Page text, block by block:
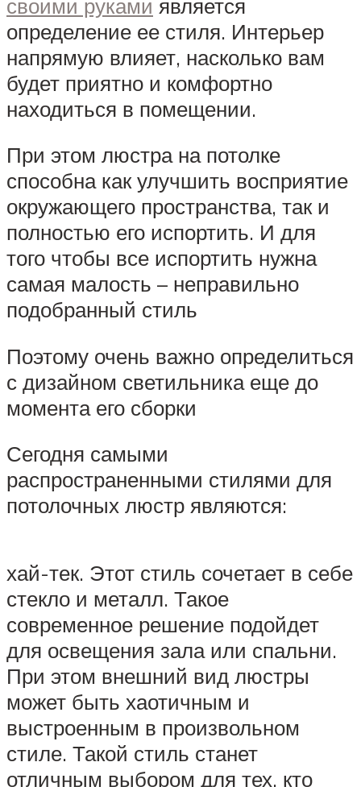
своими руками является
определение ее стиля. Интерьер
напрямую влияет, насколько вам
будет приятно и комфортно
находиться в помещении.
При этом люстра на потолке
способна как улучшить восприятие
окружающего пространства, так и
полностью его испортить. И для
того чтобы все испортить нужна
самая малость – неправильно
подобранный стиль
Поэтому очень важно определиться
с дизайном светильника еще до
момента его сборки
Сегодня самыми
распространенными стилями для
потолочных люстр являются:
хай-тек. Этот стиль сочетает в себе
стекло и металл. Такое
современное решение подойдет
для освещения зала или спальни.
При этом внешний вид люстры
может быть хаотичным и
выстроенным в произвольном
стиле. Такой стиль станет
отличным выбором для тех, кто